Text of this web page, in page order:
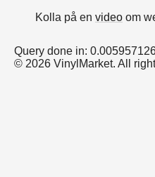
Kolla på en video om
Query done in:
© 2026 VinylMarket. All